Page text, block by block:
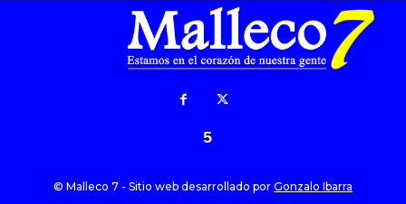
5
© Malleco 7 - Sitio web desarrollado por Gonzalo Ibarra